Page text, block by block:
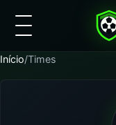
Início/Times